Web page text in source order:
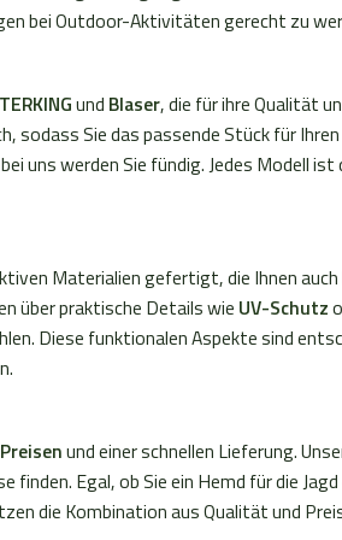
Sie dieses Hemd über viele
Jagdsaisons hinweg tragen. Erleben
Blaser Herren Hemd Juno oliv/beige
kariert selbst und lassen Sie sich von
seiner Qualität und seinem
Tragekomfort überzeugen.
Die Verarbeitung des Blaser Herren
an Komfort und Bewegungsfreiheit,
was es zu einer idealen Wahl für
Wandern und andere Outdoor-
Ihr nächstes Abenteuer ist. Blaser
Herren Hemd Tristan 22 oliv/beige
kariert – Vorteile im Überblick
Tragegefühl. Atmungsaktiv: Das
Material ermöglicht eine gute
Luftzirkulation, hält Sie trocken und
bei Outdoor-Aktivitäten gerecht zu
und Blaser, die für ihre Qualität
sodass Sie das passende Stück für
uns werden Sie fündig. Jedes Modell
Materialien gefertigt, die Ihnen
über praktische Details wie UV-Schutz
Diese funktionalen Aspekte sind
und einer schnellen Lieferung.
Egal, ob Sie ein Hemd für die
die Kombination aus Qualität und